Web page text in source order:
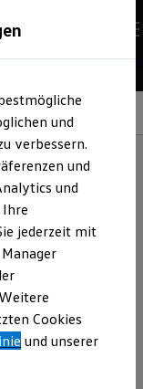
finden
konfigurieren
Reifen Pflicht
das Label ein
neue
und
verbessern.
und
und
Ihre
jederzeit mit
Cookies
und unserer